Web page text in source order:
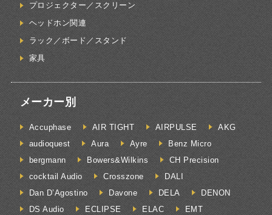
プロジェクター／スクリーン
ヘッドホン関連
ラック／ボード／スタンド
家具
メーカー別
Accuphase AIR TIGHT AIRPULSE
AKG
audioquest
Aura Ayre
Benz Micro
bergmann
Bowers&Wilkins
CH Precision
cocktail Audio
Crosszone
DALI
Dan D’Agostino
Davone DELA
DENON
DS Audio
ECLIPSE ELAC
EMT